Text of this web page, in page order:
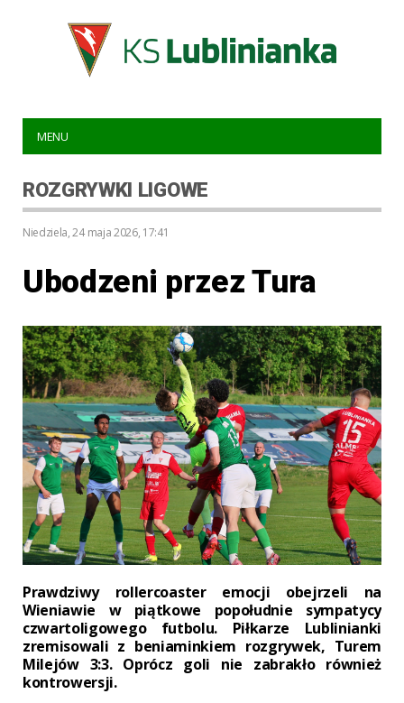
MENU
ROZGRYWKI LIGOWE
niedziela, 24 maja 2026, 17:41
Ubodzeni przez Tura
Prawdziwy rollercoaster emocji obejrzeli na
Wieniawie w piątkowe popołudnie sympatycy
czwartoligowego futbolu. Piłkarze Lublinianki
zremisowali z beniaminkiem rozgrywek, Turem
Milejów 3:3. Oprócz goli nie zabrakło również
kontrowersji.